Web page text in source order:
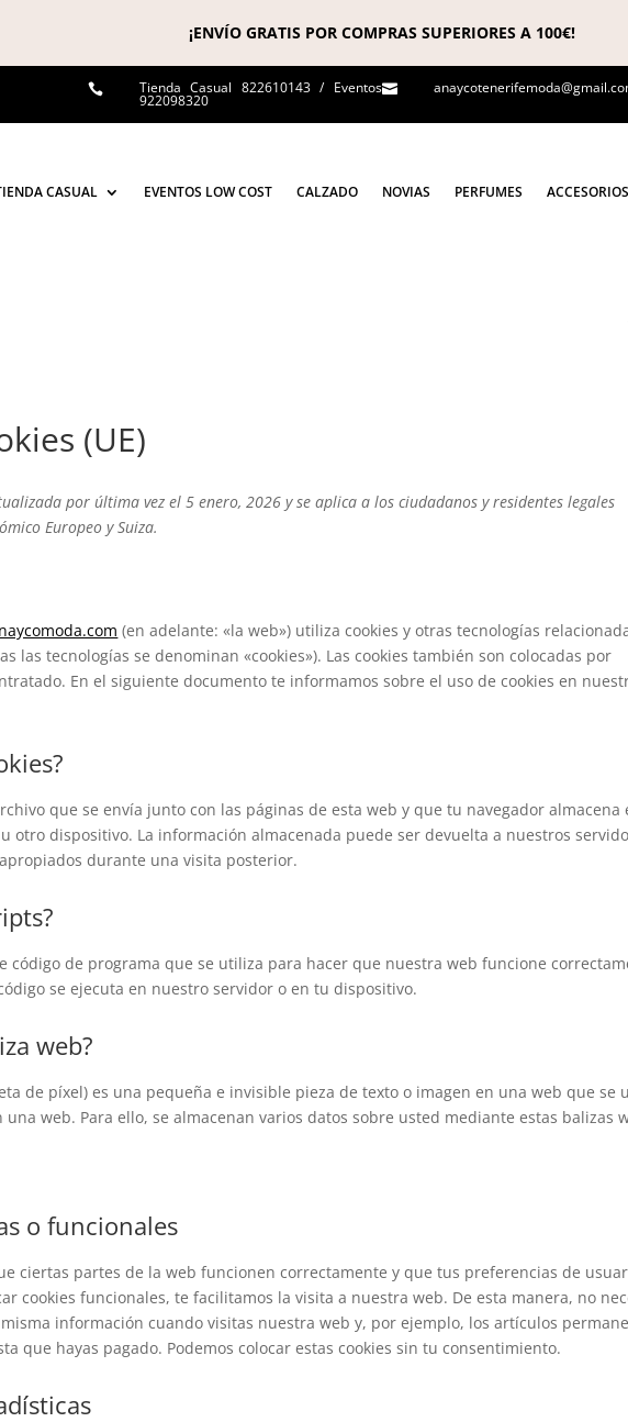
¡ENVÍO GRATIS POR COMPRAS SUPERIORES A 100€!
 Tienda Casual 822610143 / Eventos
922098320

CASUAL EVENTOS LOW COST CALZADO NOVIAS PERFUMES ACCESORIOS
(UE)
por última vez el 5 enero, 2026 y se aplica a los ciudadanos y residentes legales
Europeo y Suiza.
(en adelante: «la web») utiliza cookies y otras tecnologías
las tecnologías se denominan «cookies»). Las cookies también son colocadas por
En el siguiente documento te informamos sobre el uso de cookies en
que se envía junto con las páginas de esta web y que tu navegador almacena
otro dispositivo. La información almacenada puede ser devuelta a nuestros
durante una visita posterior.
código de programa que se utiliza para hacer que nuestra web funcione
se ejecuta en nuestro servidor o en tu dispositivo.
web?
de píxel) es una pequeña e invisible pieza de texto o imagen en una web que se
web. Para ello, se almacenan varios datos sobre usted mediante estas balizas
o funcionales
ciertas partes de la web funcionen correctamente y que tus preferencias de
cookies funcionales, te facilitamos la visita a nuestra web. De esta manera, no
información cuando visitas nuestra web y, por ejemplo, los artículos
que hayas pagado. Podemos colocar estas cookies sin tu consentimiento.